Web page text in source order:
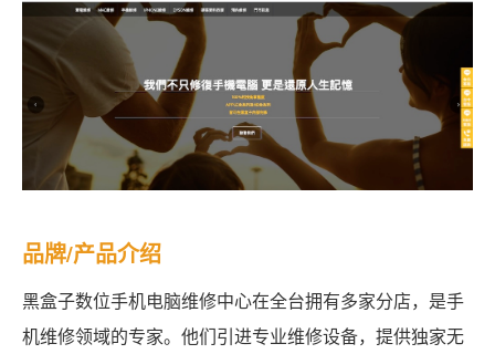
品牌/产品介绍
黑盒子数位手机电脑维修中心在全台拥有多家分店，是手
机维修领域的专家。他们引进专业维修设备，提供独家无